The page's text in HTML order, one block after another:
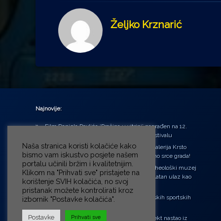
Željko Krznarić
Najnovije:
Film Daniela Pavlića ‘Prašina u vitrini’ nagrađen na 12.
Green Montenegro International Film Festivalu
U središtu Petrinje otvorena obnovljena Galerija Krsto
Hegedušić: Kultura vraćena kući, u samo srce grada!
Od petka do nedjelje (31.7. – 2.8.2026.) Arheološki muzej
u Zagrebu otvara vrata građanima: Besplatan ulaz kao
zaklon od toplinskog vala
‘Ni med cvetjem ni pravice’ na Aleji hrvatskih sportskih
“Rubikova kocka – složi svoju priču”, projekt nastao iz
Naša stranica koristi kolačiće kako
bismo vam iskustvo posjete našem
portalu učinili bržim i kvalitetnijim.
Klikom na "Prihvati sve" pristajete na
korištenje SVIH kolačića, no svoj
pristanak možete kontrolirati kroz
izbornik "Postavke kolačića".
Postavke Prihvati sve